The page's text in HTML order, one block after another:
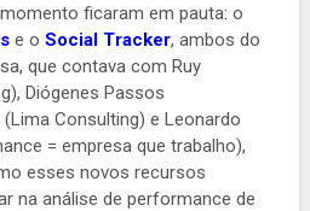
ficaram em pauta: o
e o Social Tracker, ambos do
que contava com Ruy
Diógenes Passos
Consulting) e Leonardo
= empresa que trabalho),
esses novos recursos
na análise de performance de